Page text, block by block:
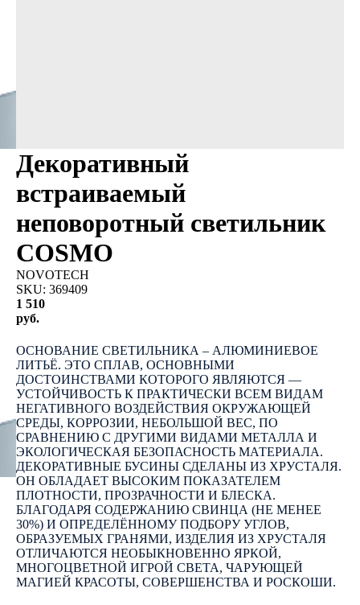
Декоративный
встраиваемый
неповоротный светильник
COSMO
NOVOTECH
SKU: 369409
1 510
руб.
ОСНОВАНИЕ СВЕТИЛЬНИКА – АЛЮМИНИЕВОЕ
ЛИТЬЁ. ЭТО СПЛАВ, ОСНОВНЫМИ
ДОСТОИНСТВАМИ КОТОРОГО ЯВЛЯЮТСЯ —
УСТОЙЧИВОСТЬ К ПРАКТИЧЕСКИ ВСЕМ ВИДАМ
НЕГАТИВНОГО ВОЗДЕЙСТВИЯ ОКРУЖАЮЩЕЙ
СРЕДЫ, КОРРОЗИИ, НЕБОЛЬШОЙ ВЕС, ПО
СРАВНЕНИЮ С ДРУГИМИ ВИДАМИ МЕТАЛЛА И
ЭКОЛОГИЧЕСКАЯ БЕЗОПАСНОСТЬ МАТЕРИАЛА.
ДЕКОРАТИВНЫЕ БУСИНЫ СДЕЛАНЫ ИЗ ХРУСТАЛЯ.
ОН ОБЛАДАЕТ ВЫСОКИМ ПОКАЗАТЕЛЕМ
ПЛОТНОСТИ, ПРОЗРАЧНОСТИ И БЛЕСКА.
БЛАГОДАРЯ СОДЕРЖАНИЮ СВИНЦА (НЕ МЕНЕЕ
30%) И ОПРЕДЕЛЁННОМУ ПОДБОРУ УГЛОВ,
ОБРАЗУЕМЫХ ГРАНЯМИ, ИЗДЕЛИЯ ИЗ ХРУСТАЛЯ
ОТЛИЧАЮТСЯ НЕОБЫКНОВЕННО ЯРКОЙ,
МНОГОЦВЕТНОЙ ИГРОЙ СВЕТА, ЧАРУЮЩЕЙ
МАГИЕЙ КРАСОТЫ, СОВЕРШЕНСТВА И РОСКОШИ.